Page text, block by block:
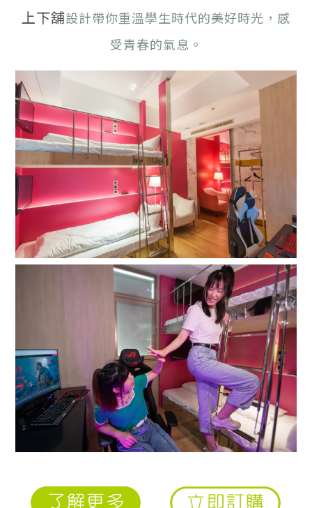
上下舖設計帶你重溫學生時代的美好時光，感
受青春的氣息。